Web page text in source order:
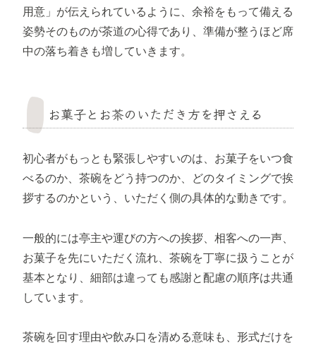
用意」が伝えられているように、余裕をもって備える
姿勢そのものが茶道の心得であり、準備が整うほど席
中の落ち着きも増していきます。
お菓子とお茶のいただき方を押さえる
初心者がもっとも緊張しやすいのは、お菓子をいつ食
べるのか、茶碗をどう持つのか、どのタイミングで挨
拶するのかという、いただく側の具体的な動きです。
一般的には亭主や運びの方への挨拶、相客への一声、
お菓子を先にいただく流れ、茶碗を丁寧に扱うことが
基本となり、細部は違っても感謝と配慮の順序は共通
しています。
茶碗を回す理由や飲み口を清める意味も、形式だけを